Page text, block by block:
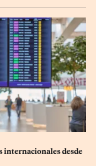
internacionales desde